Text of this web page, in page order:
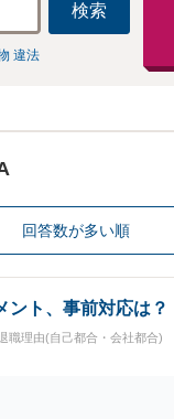
検索
違法
回答数が多い順
ント、事前対応は？
職理由(自己都合・会社都合)